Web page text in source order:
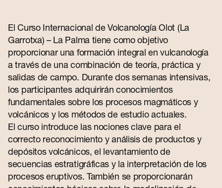
El Curso Internacional de Volcanología Olot (La
Garrotxa) – La Palma tiene como objetivo
proporcionar una formación integral en vulcanología
a través de una combinación de teoría, práctica y
salidas de campo. Durante dos semanas intensivas,
los participantes adquirirán conocimientos
fundamentales sobre los procesos magmáticos y
volcánicos y los métodos de estudio actuales.
El curso introduce las nociones clave para el
correcto reconocimiento y análisis de productos y
depósitos volcánicos, el levantamiento de
secuencias estratigráficas y la interpretación de los
procesos eruptivos. También se proporcionarán